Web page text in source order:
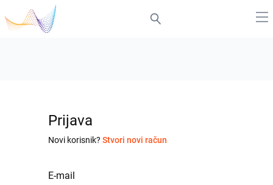
Prijava
Novi korisnik? Stvori novi račun
E-mail